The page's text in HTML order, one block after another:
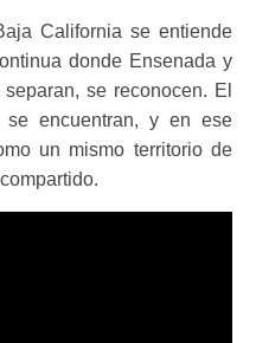
California se entiende
donde Ensenada y
se reconocen. El
encuentran, y en ese
un mismo territorio de